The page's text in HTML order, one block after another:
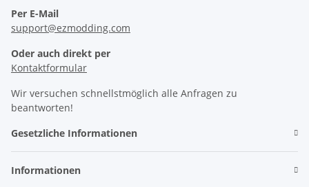
Per E-Mail
support@ezmodding.com
Oder auch direkt per
Kontaktformular
Wir versuchen schnellstmöglich alle Anfragen zu
beantworten!
Gesetzliche Informationen
Informationen